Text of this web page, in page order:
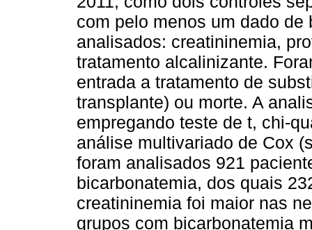
com pelo menos um dado
analisados: creatininemia,
tratamento alcalinizante.
entrada a tratamento de
transplante) ou morte. A
empregando teste de t, chi-
análise multivariado de Cox
foram analisados 921
bicarbonatemia, dos quais
creatininemia foi maior nas
grupos com bicarbonatemia